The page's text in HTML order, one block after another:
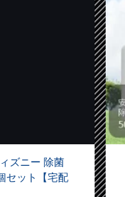
ズニー 除菌
セット【宅配